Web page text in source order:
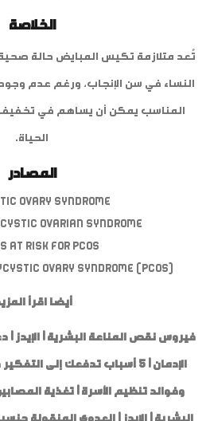
الخلاصة
تُعد متلازمة تكيس المبايض حالة
النساء في سن الإنجاب، ورغم عدم وجود
المناسب يمكن أن يساهم في
الحياة.
المصادر
ovary syndrome
ovarian syndrome?
at risk for PCOS?
ovary syndrome (PCOS)
أيضا اقرأ
فيروس نقص المناعة البشرية | الإيدز|
الإدمان|
5 أسباب تدفعك إلى
وفوائد تنظيم الأسرة|تغذية